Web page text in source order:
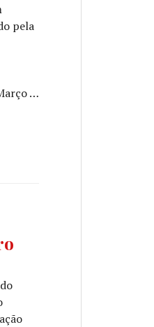
pela
…